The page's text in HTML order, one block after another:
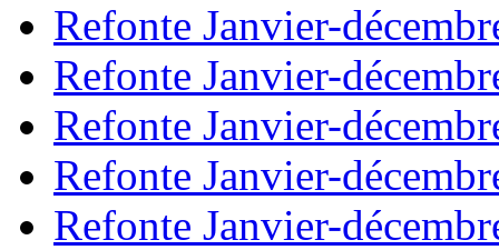
Refonte Janvier-
Refonte Janvier-
Refonte Janvier-
Refonte Janvier-
Refonte Janvier-